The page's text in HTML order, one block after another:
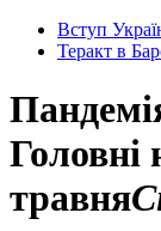
Вступ
Теракт в
Головні
травня